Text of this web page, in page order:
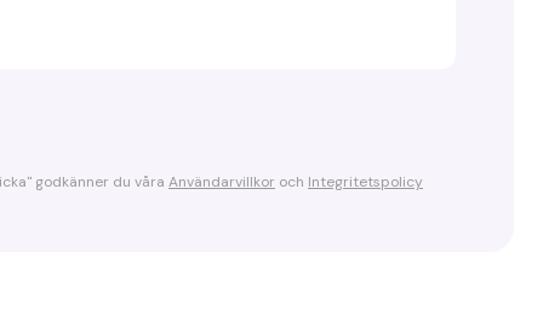
godkänner du våra Användarvillkor och Integritetspolicy